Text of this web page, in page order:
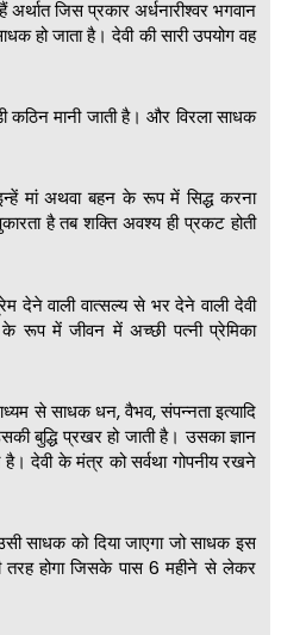
अर्थात जिस प्रकार अर्धनारीश्वर भगवान
हो जाता है। देवी की सारी उपयोग वह
कठिन मानी जाती है। और विरला साधक
मां अथवा बहन के रूप में सिद्ध करना
है तब शक्ति अवश्य ही प्रकट होती
वाली वात्सल्य से भर देने वाली देवी
में जीवन में अच्छी पत्नी प्रेमिका
से साधक धन, वैभव, संपन्नता इत्यादि
बुद्धि प्रखर हो जाती है। उसका ज्ञान
है। देवी के मंत्र को सर्वथा गोपनीय रखने
साधक को दिया जाएगा जो साधक इस
तरह होगा जिसके पास 6 महीने से लेकर